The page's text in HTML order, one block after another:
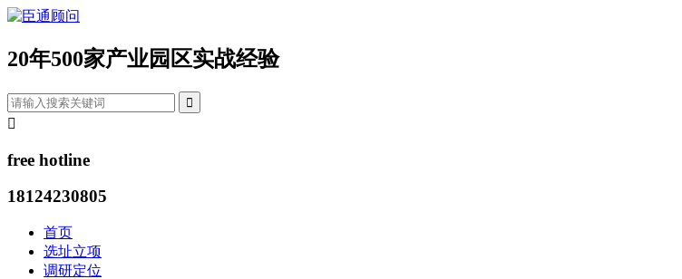
20年500家产业园区实战经验


free hotline
18124230805
首页
选址立项
调研定位